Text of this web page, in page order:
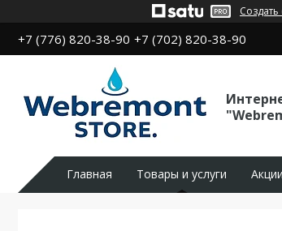
Создать
+7 (776) 820-38-90 +7 (702) 820-38-90
Главная Товары и услуги